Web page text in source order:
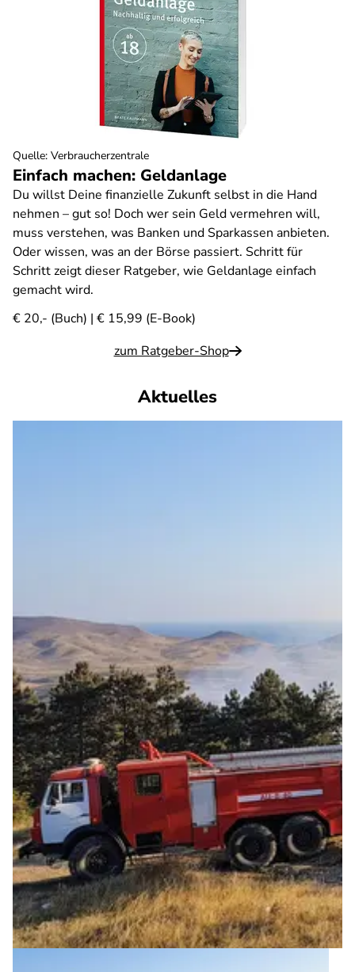
Einfach machen: Geldanlage
Du willst Deine finanzielle Zukunft selbst in die Hand
nehmen – gut so! Doch wer sein Geld vermehren will,
muss verstehen, was Banken und Sparkassen anbieten.
Oder wissen, was an der Börse passiert. Schritt für
Schritt zeigt dieser Ratgeber, wie Geldanlage einfach
gemacht wird.
€ 20,- (Buch) | € 15,99 (E-Book)
zum Ratgeber-Shop
Quelle: Verbraucherzentrale
Aktuelles